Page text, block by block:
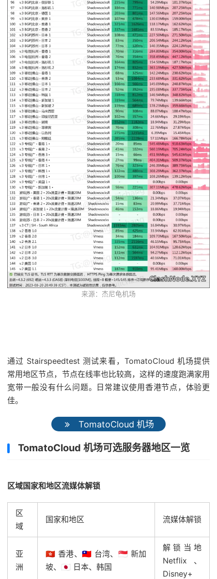
来源：杰尼龟机场
通过 Stairspeedtest 测试来看，TomatoCloud 机场提供
常用地区节点，节点在线率也比较高，这样的速度跑满家用
宽带一般没有什么问题。日常建议使用香港节点，体验更
佳。
TomatoCloud 机场
TomatoCloud 机场可选服务器地区一览
区域国家和地区流媒体解锁
区
域
国家和地区 流媒体解锁
亚
洲
🇭🇰 香港、🇹🇼 台湾、🇸🇬 新加
坡、🇯🇵 日本、韩国
解锁当地
Netflix、
Disney+